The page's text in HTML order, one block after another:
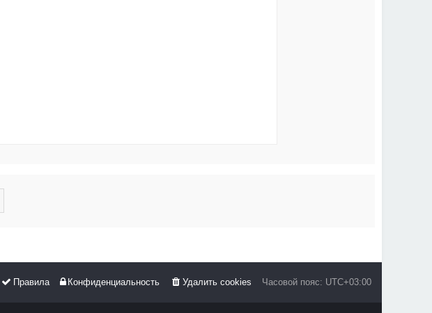
Часовой пояс: UTC+03:00
Удалить cookies
Конфиденциальность
Правила